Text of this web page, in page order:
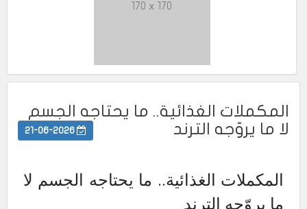
170 x 170
المكملات الغذائية.. ما يحتاجه الجسم
لا ما يروّجه الترند
المكملات الغذائية.. ما يحتاجه الجسم لا
ما يروّجه الترند